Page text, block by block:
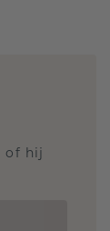
of hij